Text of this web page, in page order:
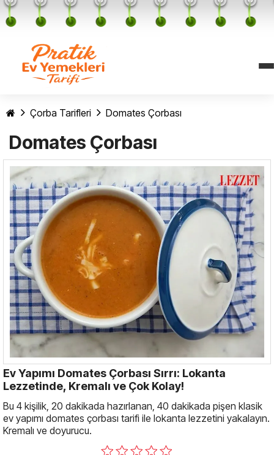
Çorba Tarifleri Domates Çorbası
Domates Çorbası
Ev Yapımı Domates Çorbası Sırrı: Lokanta
Lezzetinde, Kremalı ve Çok Kolay!
Bu 4 kişilik, 20 dakikada hazırlanan, 40 dakikada pişen klasik
ev yapımı domates çorbası tarifi ile lokanta lezzetini yakalayın.
Kremalı ve doyurucu.